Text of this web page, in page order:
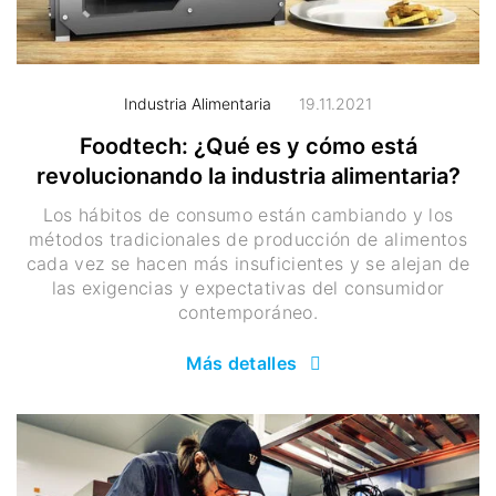
Industria Alimentaria 19.11.2021
Foodtech: ¿Qué es y cómo está
revolucionando la industria alimentaria?
Los hábitos de consumo están cambiando y los
métodos tradicionales de producción de alimentos
cada vez se hacen más insuficientes y se alejan de
las exigencias y expectativas del consumidor
contemporáneo.
Más detalles